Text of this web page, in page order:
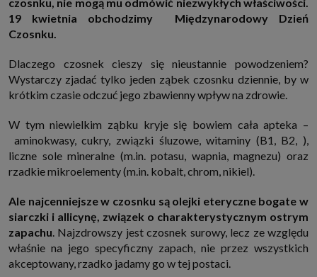
http://www.sagier.pl/
Jeżeli wyrazisz zgodę, o którą wyżej prosimy, administratorami Twoich
danych osobowych będą także nasi Zaufani Partnerzy. Listę Zaufanych
polityki prywatności
i tam też zmodyfikować lub cofnąć swoje zgody.
Podstawa i cel przetwarzania
Twoje dane przetwarzamy w następujących celach:
zapewniającej Ci możliwość zapoznania się z jednym z naszych serwisów
w oparciu o treść regulaminu tego serwisu), to możemy przetwarzać
Twoje dane w zakresie niezbędnym do realizacji tej umowy.
2. Zapewnianie bezpieczeństwa usługi (np. sprawdzenie, czy do Twojego
konta nie loguje się nieuprawniona osoba), dokonanie pomiarów
statystycznych, ulepszanie naszych usług i dopasowanie ich do potrzeb i
również prowadzenie marketingu i promocji własnych usług (np. jeśli
interesujesz się motoryzacją i oglądasz artykuły w biznesistyl.pl lub na
innych stronach internetowych, to możemy Ci wyświetlić reklamę
dotyczącą artykułu w serwisie biznesistyl.pl/automoto. Takie
przetwarzanie danych to realizacja naszych prawnie uzasadnionych
interesów.
3. Za Twoją zgodą usługi marketingowe dostarczą Ci nasi Zaufani
19 kwietnia obchodzimy Międzynarodowy Dzień
Czosnku.
Dlaczego czosnek cieszy się nieustannie powodzeniem?
Wystarczy zjadać tylko jeden ząbek czosnku dziennie, by w
krótkim czasie odczuć jego zbawienny wpływ na zdrowie.
W tym niewielkim ząbku kryje się bowiem cała apteka –
aminokwasy, cukry, związki śluzowe, witaminy (B1, B2, ),
liczne sole mineralne (m.in. potasu, wapnia, magnezu) oraz
rzadkie mikroelementy (m.in. kobalt, chrom, nikiel).
Ale najcenniejsze w czosnku są olejki eteryczne bogate w
siarczki i allicynę, związek o charakterystycznym ostrym
zapachu. Najzdrowszy jest czosnek surowy, lecz ze względu
właśnie na jego specyficzny zapach, nie przez wszystkich
akceptowany, rzadko jadamy go w tej postaci.